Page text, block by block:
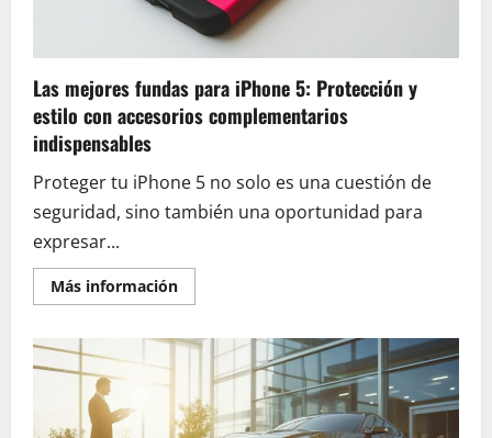
profesionales
de
alto
rendimiento
Las mejores fundas para iPhone 5: Protección y
estilo con accesorios complementarios
indispensables
Proteger tu iPhone 5 no solo es una cuestión de
seguridad, sino también una oportunidad para
expresar...
Más informaciónEn
savoir
Las
mejores
fundas
para
iPhone
5: